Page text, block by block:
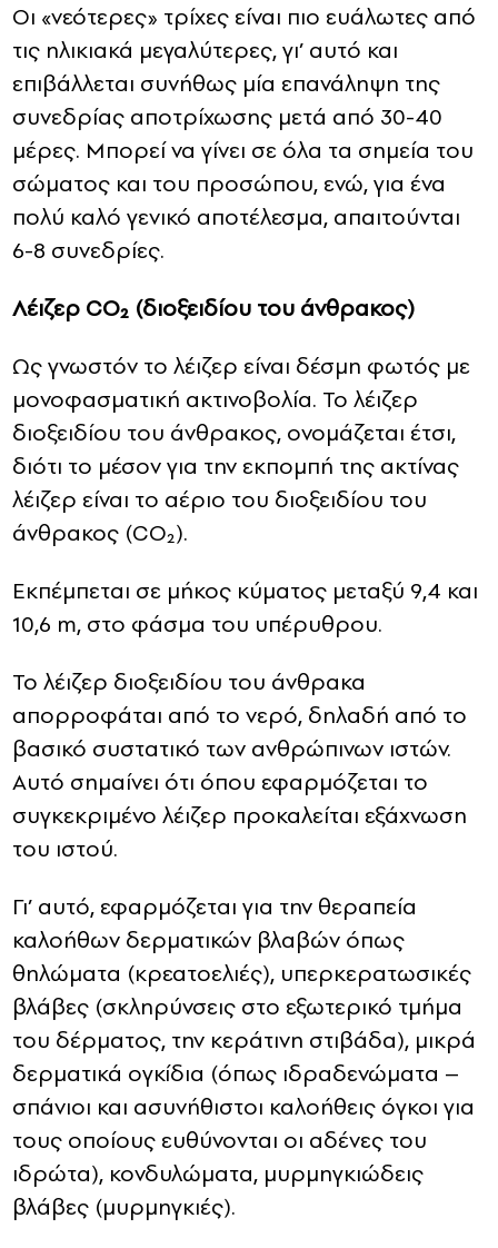
Οι «νεότερες» τρίχες είναι πιο ευάλωτες από
τις ηλικιακά μεγαλύτερες, γι’ αυτό και
επιβάλλεται συνήθως μία επανάληψη της
συνεδρίας αποτρίχωσης μετά από 30-40
μέρες. Μπορεί να γίνει σε όλα τα σημεία του
σώματος και του προσώπου, ενώ, για ένα
πολύ καλό γενικό αποτέλεσμα, απαιτούνται
6-8 συνεδρίες.
Λέιζερ CO₂ (διοξειδίου του άνθρακος)
Ως γνωστόν το λέιζερ είναι δέσμη φωτός με
μονοφασματική ακτινοβολία. Το λέιζερ
διοξειδίου του άνθρακος, ονομάζεται έτσι,
διότι το μέσον για την εκπομπή της ακτίνας
λέιζερ είναι το αέριο του διοξειδίου του
άνθρακος (CO₂).
Εκπέμπεται σε μήκος κύματος μεταξύ 9,4 και
10,6 m, στο φάσμα του υπέρυθρου.
Το λέιζερ διοξειδίου του άνθρακα
απορροφάται από το νερό, δηλαδή από το
βασικό συστατικό των ανθρώπινων ιστών.
Αυτό σημαίνει ότι όπου εφαρμόζεται το
συγκεκριμένο λέιζερ προκαλείται εξάχνωση
του ιστού.
Γι’ αυτό, εφαρμόζεται για την θεραπεία
καλοήθων δερματικών βλαβών όπως
θηλώματα (κρεατοελιές), υπερκερατωσικές
βλάβες (σκληρύνσεις στο εξωτερικό τμήμα
του δέρματος, την κεράτινη στιβάδα), μικρά
δερματικά ογκίδια (όπως ιδραδενώματα –
σπάνιοι και ασυνήθιστοι καλοήθεις όγκοι για
τους οποίους ευθύνονται οι αδένες του
ιδρώτα), κονδυλώματα, μυρμηγκιώδεις
βλάβες (μυρμηγκιές).